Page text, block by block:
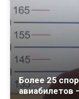
Более 25
авиабилетов